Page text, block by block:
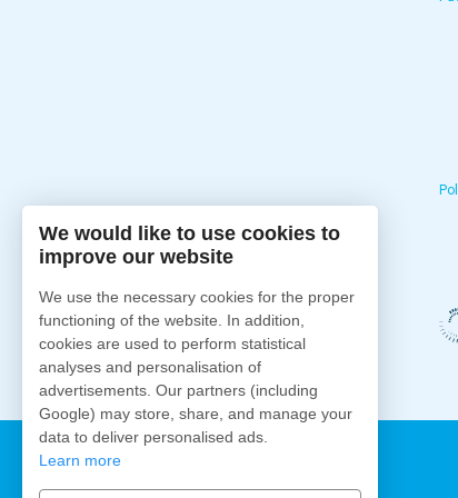
Fuertecharter.com
We would like to use cookies to
improve our website
We use the necessary cookies for the proper
functioning of the website. In addition,
cookies are used to perform statistical
analyses and personalisation of
advertisements. Our partners (including
Google) may store, share, and manage your
data to deliver personalised ads.
Learn more